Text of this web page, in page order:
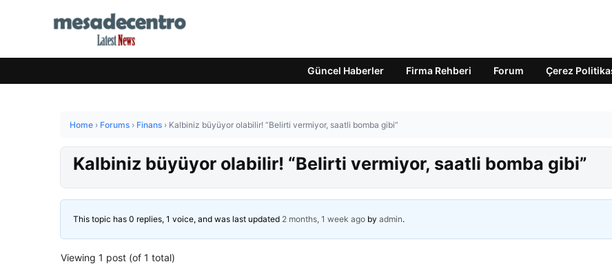
Güncel Haberler Firma Rehberi Forum Çerez
Home › Forums › Finans › Kalbiniz büyüyor olabilir! “Belirti vermiyor, saatli bomba gibi”
Kalbiniz büyüyor olabilir! “Belirti vermiyor, saatli bomba gibi”
This topic has 0 replies, 1 voice, and was last updated 2 months, 1 week ago by admin.
Viewing 1 post (of 1 total)